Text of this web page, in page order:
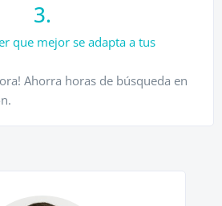
3.
que mejor se adapta a tus
Ahorra horas de búsqueda en